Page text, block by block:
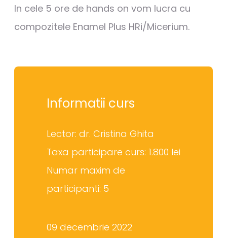
In cele 5 ore de hands on vom lucra cu
compozitele Enamel Plus HRi/Micerium.
Informatii curs
Lector: dr. Cristina Ghita
Taxa participare curs: 1.800 lei
Numar maxim de
participanti: 5
09 decembrie 2022